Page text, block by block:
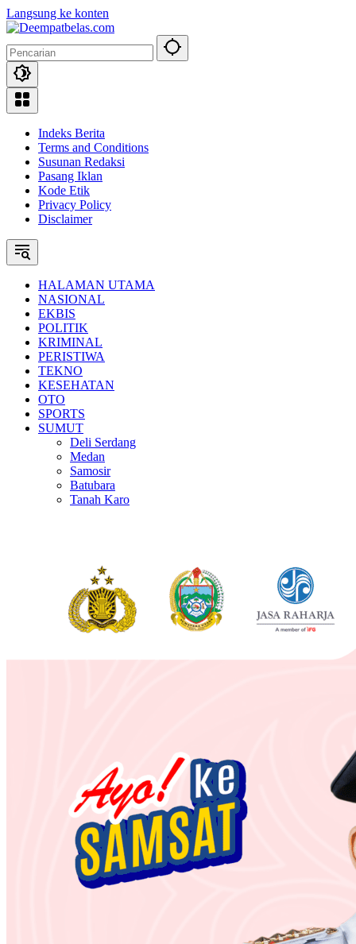
Langsung ke konten
Indeks Berita
Terms and Conditions
Susunan Redaksi
Pasang Iklan
Kode Etik
Privacy Policy
Disclaimer
HALAMAN UTAMA
NASIONAL
EKBIS
POLITIK
KRIMINAL
PERISTIWA
TEKNO
KESEHATAN
OTO
SPORTS
SUMUT
Deli Serdang
Medan
Samosir
Batubara
Tanah Karo